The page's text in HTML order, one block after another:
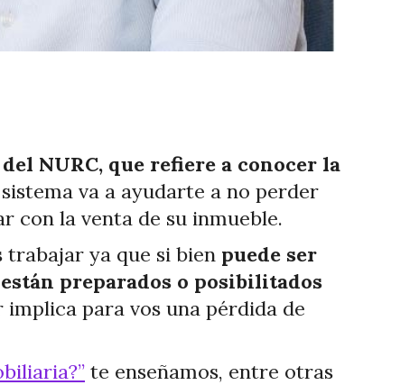
NURC, que refiere a conocer la
va a ayudarte a no perder
con la venta de su inmueble.
trabajar ya que si bien puede ser
preparados o posibilitados
para vos una pérdida de
te enseñamos, entre otras